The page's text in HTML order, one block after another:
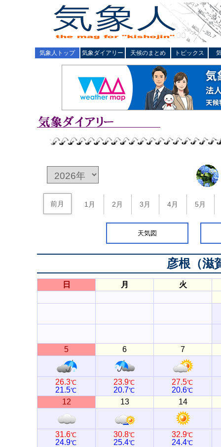
気象人トップ 気象ダイアリー 天候のまとめ トピックス
前月 1月 2月 3月 4月 5月
天気図
彦根（滋
日 月 火
5 6 7
26.3℃
21.5℃
23.9℃
20.7℃
27.5℃
20.6℃
12 13 14
31.6℃
24.9℃
30.8℃
25.4℃
32.9℃
24.4℃